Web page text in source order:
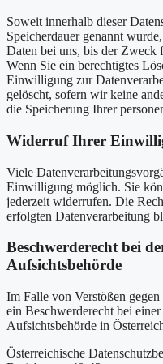
Soweit innerhalb dieser
Speicherdauer genannt
Daten bei uns, bis der Zweck
Wenn Sie ein berechtigtes
Einwilligung zur
gelöscht, sofern wir keine
die Speicherung Ihrer
Widerruf Ihrer
Viele
Einwilligung möglich. Sie
jederzeit widerrufen. Die
erfolgten Datenverarbeitung
Beschwerderecht bei
Aufsichtsbehörde
Im Falle von Verstößen
ein Beschwerderecht bei
Aufsichtsbehörde in
Österreichische